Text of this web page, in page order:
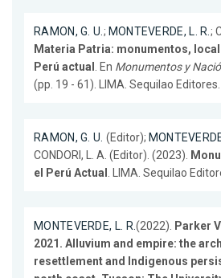
RAMON, G. U.; MONTEVERDE, L. R.;
Materia Patria: monumentos,
Perú actual . En Monumentos y
(pp. 19 - 61). LIMA. Sequilao Editores.
RAMON, G. U. (Editor);
CONDORI, L. A. (Editor). (2023).
el Perú Actual . LIMA. Sequilao
MONTEVERDE, L. R.(2022). Parker
2021. Alluvium and empire: the
resettlement and Indigenous